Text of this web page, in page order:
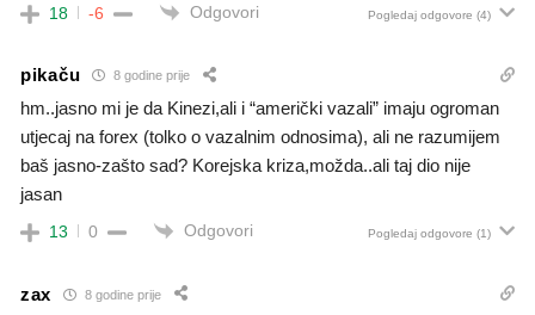
18 -6 Odgovori Pogledaj odgovore (4)
pikaču 8 godine prije
hm..jasno mi je da Kinezi,ali i “američki vazali” imaju ogroman
utjecaj na forex (tolko o vazalnim odnosima), ali ne razumijem
baš jasno-zašto sad? Korejska kriza,možda..ali taj dio nije
jasan
13 0 Odgovori Pogledaj odgovore (1)
zax 8 godine prije